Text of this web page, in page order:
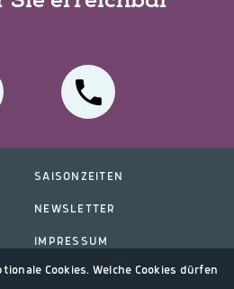
SAISONZEITEN
NEWSLETTER
IMPRESSUM
DATENSCHUTZ
Cookies. Welche Cookies dürfen